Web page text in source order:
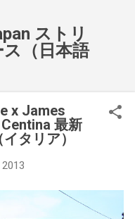
ストリ
（日本語
x James
最新
タリア）